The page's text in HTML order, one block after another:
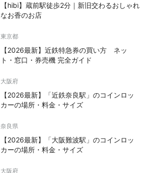
【hibi】蔵前駅徒歩2分｜新旧交わるおしゃれ
なお香のお店
東京都
【2026最新】近鉄特急券の買い方 ネッ
ト・窓口・券売機 完全ガイド
大阪府
【2026最新】「近鉄奈良駅」のコインロッ
カーの場所・料金・サイズ
奈良県
【2026最新】「大阪難波駅」のコインロッ
カーの場所・料金・サイズ
大阪府